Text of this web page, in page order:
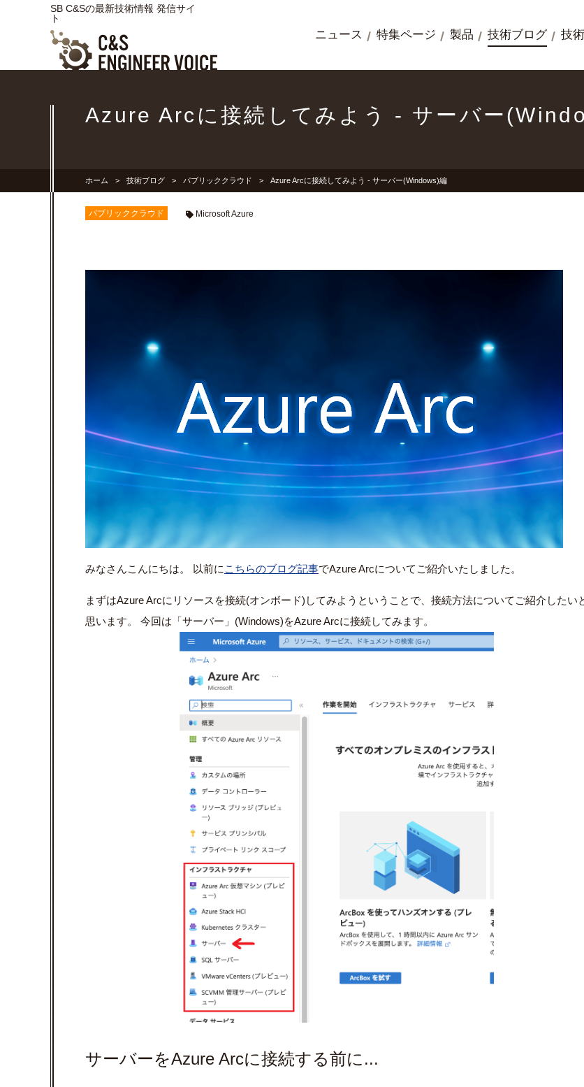
SB C&Sの最新技術情報 発信サイ
ト
ニュース 特集ページ 製品 技術ブログ 技
Azure Arcに接続してみよう - サーバー
ホーム 技術ブログ パブリッククラウド Azure Arcに接続してみよう - サーバー(Windows)編
パブリッククラウド Microsoft Azure
みなさんこんにちは。 以前に こちらのブログ記事でAzure Arcについてご紹介いたしました。
まずはAzure Arcにリソースを接続(オンボード) してみようということで、接続方法についてご紹介したい
思います。 今回は「サーバー」 (Windows)をAzure Arcに接続してみます。
サーバーをAzure Arcに接続する前に...